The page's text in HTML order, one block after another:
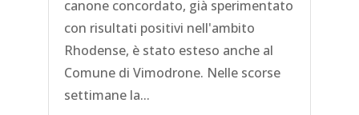
canone concordato, già sperimentato
con risultati positivi nell'ambito
Rhodense, è stato esteso anche al
Comune di Vimodrone. Nelle scorse
settimane la...